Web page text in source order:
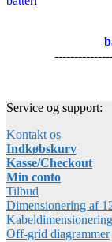
Service og support:
Kontakt os
Indkøbskurv
Kasse/Checkout
Min conto
Tilbud
Dimensionering af
Kabeldimensionering
Off-grid diagrammer